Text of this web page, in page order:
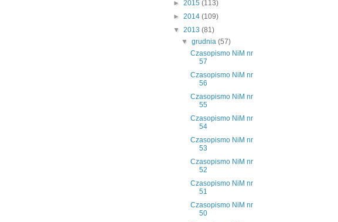
► 2015 (113)
► 2014 (109)
▼ 2013 (81)
▼grudnia(57)
Czasopismo NiM nr
57
Czasopismo NiM nr
56
Czasopismo NiM nr
55
Czasopismo NiM nr
54
Czasopismo NiM nr
53
Czasopismo NiM nr
52
Czasopismo NiM nr
51
Czasopismo NiM nr
50